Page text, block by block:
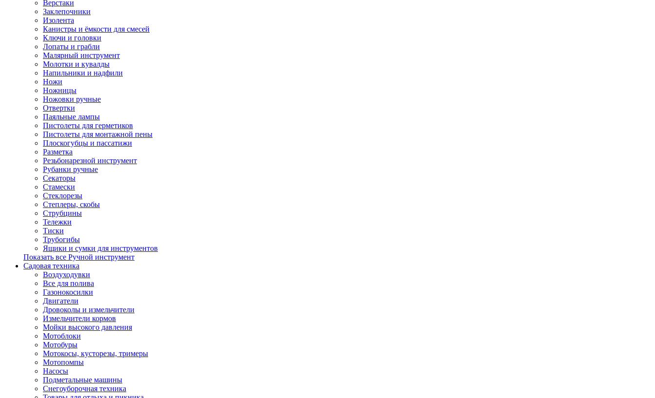
Верстаки
Заклепочники
Изолента
Канистры и ёмкости для смесей
Ключи и головки
Лопаты и грабли
Малярный инструмент
Молотки и кувалды
Напильники и надфили
Ножи
Ножницы
Ножовки ручные
Отвертки
Паяльные лампы
Пистолеты для герметиков
Пистолеты для монтажной пены
Плоскогубцы и пассатижи
Разметка
Резьбонарезной инструмент
Рубанки ручные
Секаторы
Стамески
Стеклорезы
Степлеры, скобы
Струбцины
Тележки
Тиски
Трубогибы
Ящики и сумки для инструментов
Показать все Ручной инструмент
Садовая техника
Воздуходувки
Все для полива
Газонокосилки
Двигатели
Дровоколы и измельчители
Измельчители кормов
Мойки высокого давления
Мотоблоки
Мотобуры
Мотокосы, кусторезы, тримеры
Мотопомпы
Насосы
Подметальные машины
Снегоуборочная техника